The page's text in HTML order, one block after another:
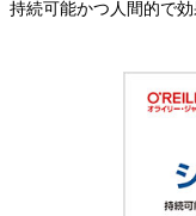
持続可能かつ人間的で